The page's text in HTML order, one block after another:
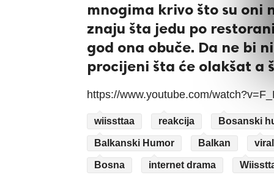
mnogima krivo što su oni
znaju šta jedu po
god ona obuče. Da ne bi
procijeni šta će olakšat a
https://www.youtube.com/
wiissttaa reakcija Bosanski
Balkanski Humor Balkan
Bosna internet drama